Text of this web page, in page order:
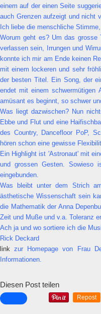
einem auf der einen Seite
auch Grenzen aufzeigt und nicht
Ich liebe die menschliche
Worum geht es? Um das grosse
verlassen sein, Irrungen und
konnte ich mir am Ende keinen
mit einem lockeren und sehr
der besten Titel. Ein Song, der
endet mit einem schwermütigen
amüsant es beginnt, so schwer
Was liegt dazwischen? Nun
Ebbe und Flut und eine
des Country, Dancefloor PoP,
hören schon eine gewisse
Ein Highlight ist 'Astronaut' mit
und grossen Gesten. Sowieso
eingebunden.
Was bleibt unter dem Strich
ästhetische Wissenschaft sein
die Mathematik der Anna
Zeit und Muße und v.a. Toleranz
Ach ja und wo sortiere ich die
Rick Deckard
link zur Homepage von Frau
Informationen.
Diesen Post teilen
Repost